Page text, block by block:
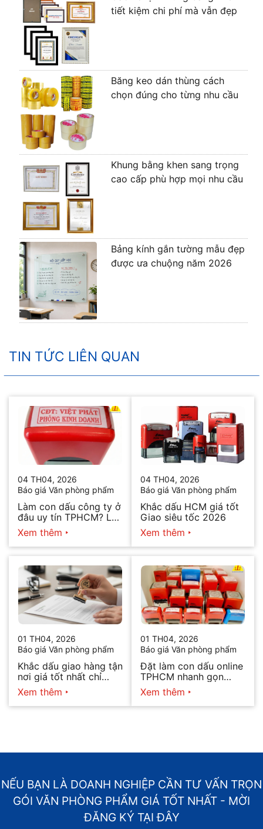
tiết kiệm chi phí mà vẫn đẹp
Băng keo dán thùng cách
chọn đúng cho từng nhu cầu
Khung bằng khen sang trọng
cao cấp phù hợp mọi nhu cầu
Bảng kính gắn tường mẫu đẹp
được ưa chuộng năm 2026
TIN TỨC LIÊN QUAN
04 TH04, 2026
Báo giá Văn phòng phẩm
Làm con dấu công ty ở
đâu uy tín TPHCM? Lấy
ngay trong ngày 2026
Xem thêm
04 TH04, 2026
Báo giá Văn phòng phẩm
Khắc dấu HCM giá tốt
Giao siêu tốc 2026
Xem thêm
01 TH04, 2026
Báo giá Văn phòng phẩm
Khắc dấu giao hàng tận
nơi giá tốt nhất chỉ
hôm nay
Xem thêm
01 TH04, 2026
Báo giá Văn phòng phẩm
Đặt làm con dấu online
TPHCM nhanh gọn
2026
Xem thêm
NẾU BẠN LÀ DOANH NGHIỆP CẦN TƯ VẤN TRỌN
GÓI VĂN PHÒNG PHẨM GIÁ TỐT NHẤT - MỜI
ĐĂNG KÝ TẠI ĐÂY